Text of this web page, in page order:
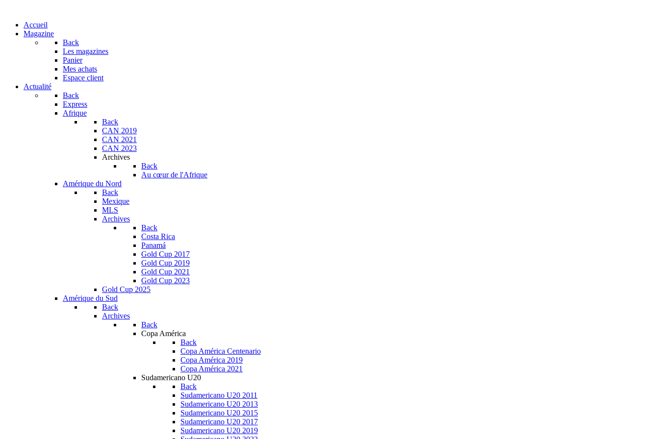
Accueil
Magazine
Back
Les magazines
Panier
Mes achats
Espace client
Actualité
Back
Express
Afrique
Back
CAN 2019
CAN 2021
CAN 2023
Archives
Back
Au cœur de l'Afrique
Amérique du Nord
Back
Mexique
MLS
Archives
Back
Costa Rica
Panamá
Gold Cup 2017
Gold Cup 2019
Gold Cup 2021
Gold Cup 2023
Gold Cup 2025
Amérique du Sud
Back
Archives
Back
Copa América
Back
Copa América Centenario
Copa América 2019
Copa América 2021
Sudamericano U20
Back
Sudamericano U20 2011
Sudamericano U20 2013
Sudamericano U20 2015
Sudamericano U20 2017
Sudamericano U20 2019